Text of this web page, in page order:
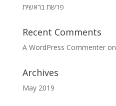
פרשת בראשית
Recent Comments
A WordPress Commenteron
Archives
May 2019